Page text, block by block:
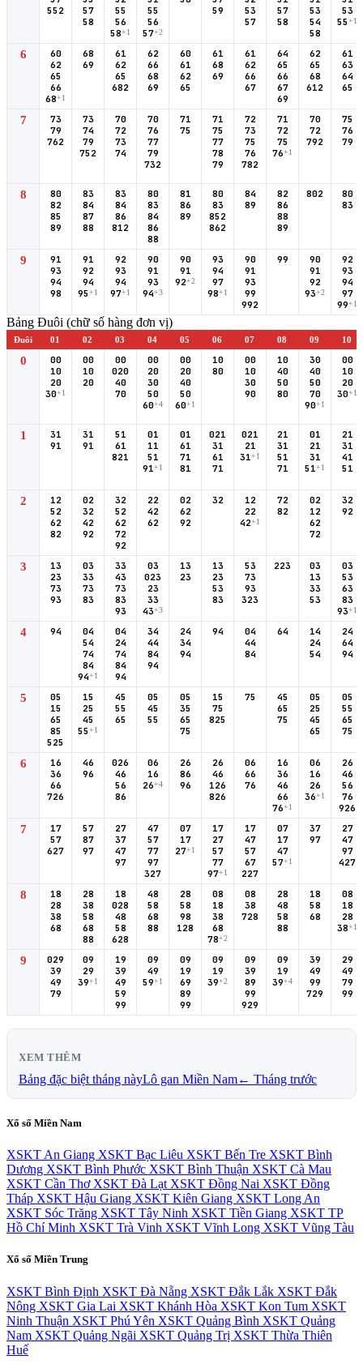
552
57
58
55
56
58+1
55
56
57+2
59
53
57
57
58
53
54
58
53
55+1
6
60
62
65
66
68+1
68
69
61
62
65
682
62
66
68
69
60
61
62
65
61
68
69
61
62
66
67
64
65
66
67
69
62
65
68
612
61
63
64
65
7
73
79
762
73
74
79
752
70
72
73
74
70
76
77
79
732
71
75
71
75
77
78
79
72
73
75
76
782
71
72
75
76+1
70
72
792
75
76
79
8
80
82
85
89
83
84
87
88
83
84
86
812
80
83
84
86
88
81
86
89
80
83
852
862
84
89
82
86
88
89
802
80
83
9
91
93
94
98
91
92
94
95+1
92
93
94
97+1
90
91
93
94+3
90
91
92+2
93
94
97
98+1
90
91
93
99
992
99
90
91
92
93+2
92
93
94
97
99+1
Bảng Đuôi (chữ số hàng đơn vị)
Đuôi 01 02 03 04 05 06 07 08 09 10
0
00
10
20
30+1
00
10
20
00
020
40
70
00
20
30
50
60+4
00
20
40
50
60+1
10
80
00
10
30
90
10
40
50
80
30
40
50
70
90+1
00
10
20
30+1
1
31
91
31
91
51
61
821
01
11
51
91+1
01
61
71
81
021
31
61
71
021
21
31+1
21
31
51
71
01
21
31
51+1
21
31
41
51
2
12
52
62
82
02
32
42
92
32
52
62
72
92
22
42
62
02
62
92
32
12
22
42+1
72
82
02
12
62
72
32
92
3
13
23
73
93
03
33
73
83
33
43
73
83
93
03
023
23
33
43+3
13
23
13
23
53
83
53
73
93
323
223
03
13
33
53
03
53
63
83
93+1
4 94
04
54
74
84
94+1
04
24
74
84
94
34
44
84
94
24
34
94
94
04
44
84
64
14
24
54
24
64
94
5
05
15
65
85
525
15
25
45
55+1
45
55
65
05
45
55
05
35
65
75
15
75
825
75
45
65
75
05
25
45
65
05
55
65
75
6
16
36
66
726
46
96
026
46
56
86
06
16
26+4
26
86
96
26
46
126
826
06
66
76
16
36
46
66
76+1
06
16
26
36+1
26
46
56
76
926
7
17
57
627
57
87
97
27
37
47
97
47
57
77
97
327
07
17
27+1
17
27
57
77
97+1
17
47
57
67
227
07
17
47
57+1
37
97
27
47
97
427
8
18
28
38
68
28
38
58
68
88
18
028
48
58
628
48
58
68
88
28
58
98
128
08
18
38
68
78+2
08
38
728
28
48
58
88
18
58
68
08
18
28
38+1
9
029
39
49
79
09
29
39+1
19
39
49
59
99
09
49
59+1
09
19
69
89
99
09
19
39+2
09
39
89
99
929
09
19
39+4
39
49
99
729
29
49
79
99
XEM THÊM
Bảng đặc biệt tháng nàyLô gan Miền Nam← Tháng trước
Xổ số Miền Nam
XSKT An Giang XSKT Bạc Liêu XSKT Bến Tre XSKT Bình
Dương XSKT Bình Phước XSKT Bình Thuận XSKT Cà Mau
XSKT Cần Thơ XSKT Đà Lạt XSKT Đồng Nai XSKT Đồng
Tháp XSKT Hậu Giang XSKT Kiên Giang XSKT Long An
XSKT Sóc Trăng XSKT Tây Ninh XSKT Tiền Giang XSKT TP
Hồ Chí Minh XSKT Trà Vinh XSKT Vĩnh Long XSKT Vũng Tàu
Xổ số Miền Trung
XSKT Bình Định XSKT Đà Nẵng XSKT Đắk Lắk XSKT Đắk
Nông XSKT Gia Lai XSKT Khánh Hòa XSKT Kon Tum XSKT
Ninh Thuận XSKT Phú Yên XSKT Quảng Bình XSKT Quảng
Nam XSKT Quảng Ngãi XSKT Quảng Trị XSKT Thừa Thiên
Huế